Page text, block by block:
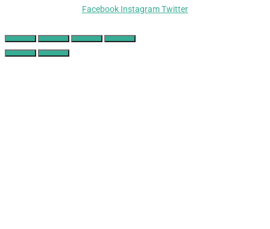
Facebook InstagramTwitter